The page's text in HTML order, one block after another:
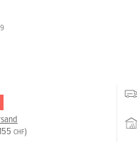
CHF)